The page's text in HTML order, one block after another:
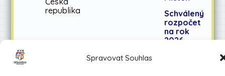
Spravovat Souhlas
republika
Schválený
rozpočet
na rok
2026